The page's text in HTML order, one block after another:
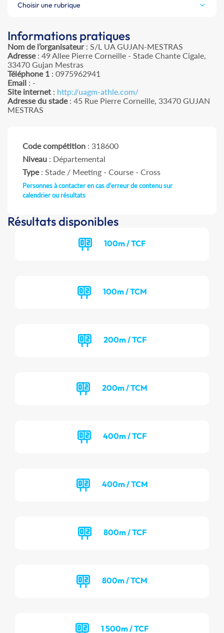
Choisir une rubrique
Informations pratiques
Nom de l’organisateur: S/L UA GUJAN-MESTRAS
Adresse: 49 Allee Pierre Corneille - Stade Chante Cigale,
33470 Gujan Mestras
Téléphone 1 : 0975962941
Email : -
Site internet : http://uagm-athle.com/
Adresse du stade: 45 Rue Pierre Corneille, 33470 GUJAN
MESTRAS
Code compétition : 318600
Niveau : Départemental
Type: Stade / Meeting - Course - Cross
Personnes à contacter en cas d'erreur de contenu sur
calendrier ou résultats
Résultats disponibles
100m / TCF
100m / TCM
200m / TCF
200m / TCM
400m / TCF
400m / TCM
800m / TCF
800m / TCM
1 500m / TCF